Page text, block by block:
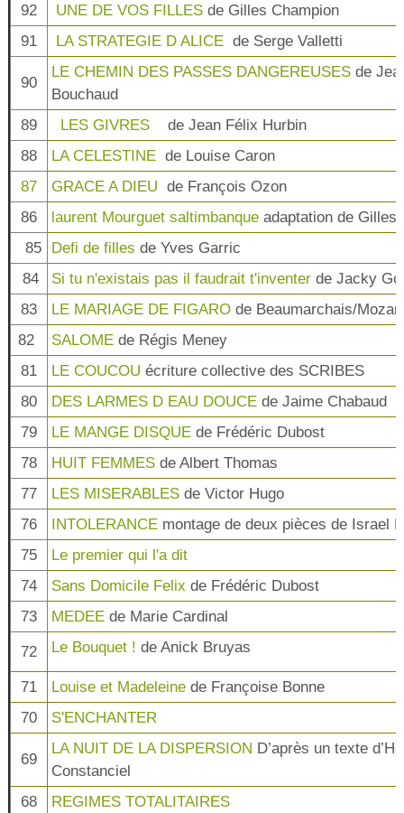
92 UNE DE VOS FILLESde Gilles Champion
91
LA STRATEGIE D ALICEde Serge Valletti
90
LE CHEMIN DES PASSES DANGEREUSESde
Bouchaud
89
LES GIVRESde Jean Félix Hurbin
88
LA CELESTINE de Louise Caron
87
GRACE A DIEU de François Ozon
86
laurent Mourguet saltimbanque adaptation de Gilles
85
Defi de filles de Yves Garric
84
Si tu n'existais pas il faudrait t'inventerde Jacky
83
LE MARIAGE DE FIGAROde Beaumarchais/Mozart
82
SALOMEde Régis Meney
81
LE COUCOU écriture collective des SCRIBES
80
DES LARMES D EAU DOUCEde Jaime Chabaud
79
LE MANGE DISQUEde Frédéric Dubost
78
HUIT FEMMESde Albert Thomas
77
LES MISERABLES de Victor Hugo
76
INTOLERANCEmontage de deux pièces de Israel
75
Le premier qui l'a dit
74
Sans Domicile Felix de Frédéric Dubost
73
MEDEEde Marie Cardinal
72 Le Bouquet ! de Anick Bruyas
71 Louise et Madeleinede Françoise Bonne
70
S'ENCHANTER
69
LA NUIT DE LA DISPERSION D’après un texte
Constanciel
68
REGIMES TOTALITAIRES